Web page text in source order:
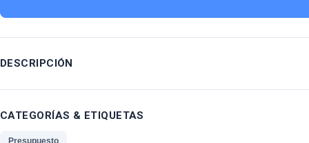
DESCRIPCIÓN
CATEGORÍAS & ETIQUETAS
Presupuesto